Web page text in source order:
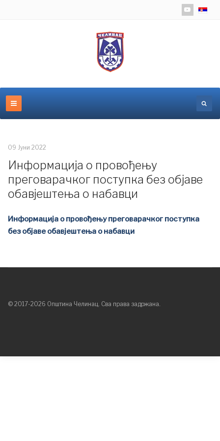
09 Јуни 2022
Информација о провођењу
преговарачког поступка без објаве
обавјештења о набавци
Информација о провођењу преговарачког поступка
без објаве обавјештења о набавци
© 2017-2026 Општина Челинац. Сва права задржана.